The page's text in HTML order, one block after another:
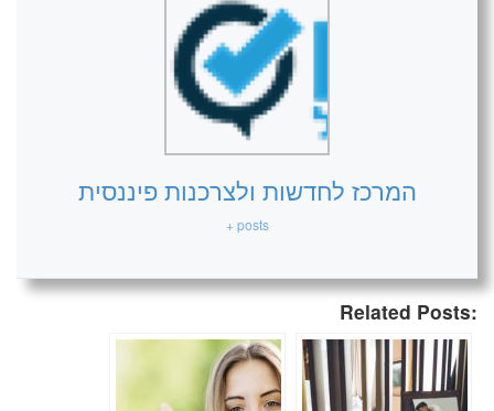
המרכז לחדשות ולצרכנות פיננסית
+ posts
Related Posts: